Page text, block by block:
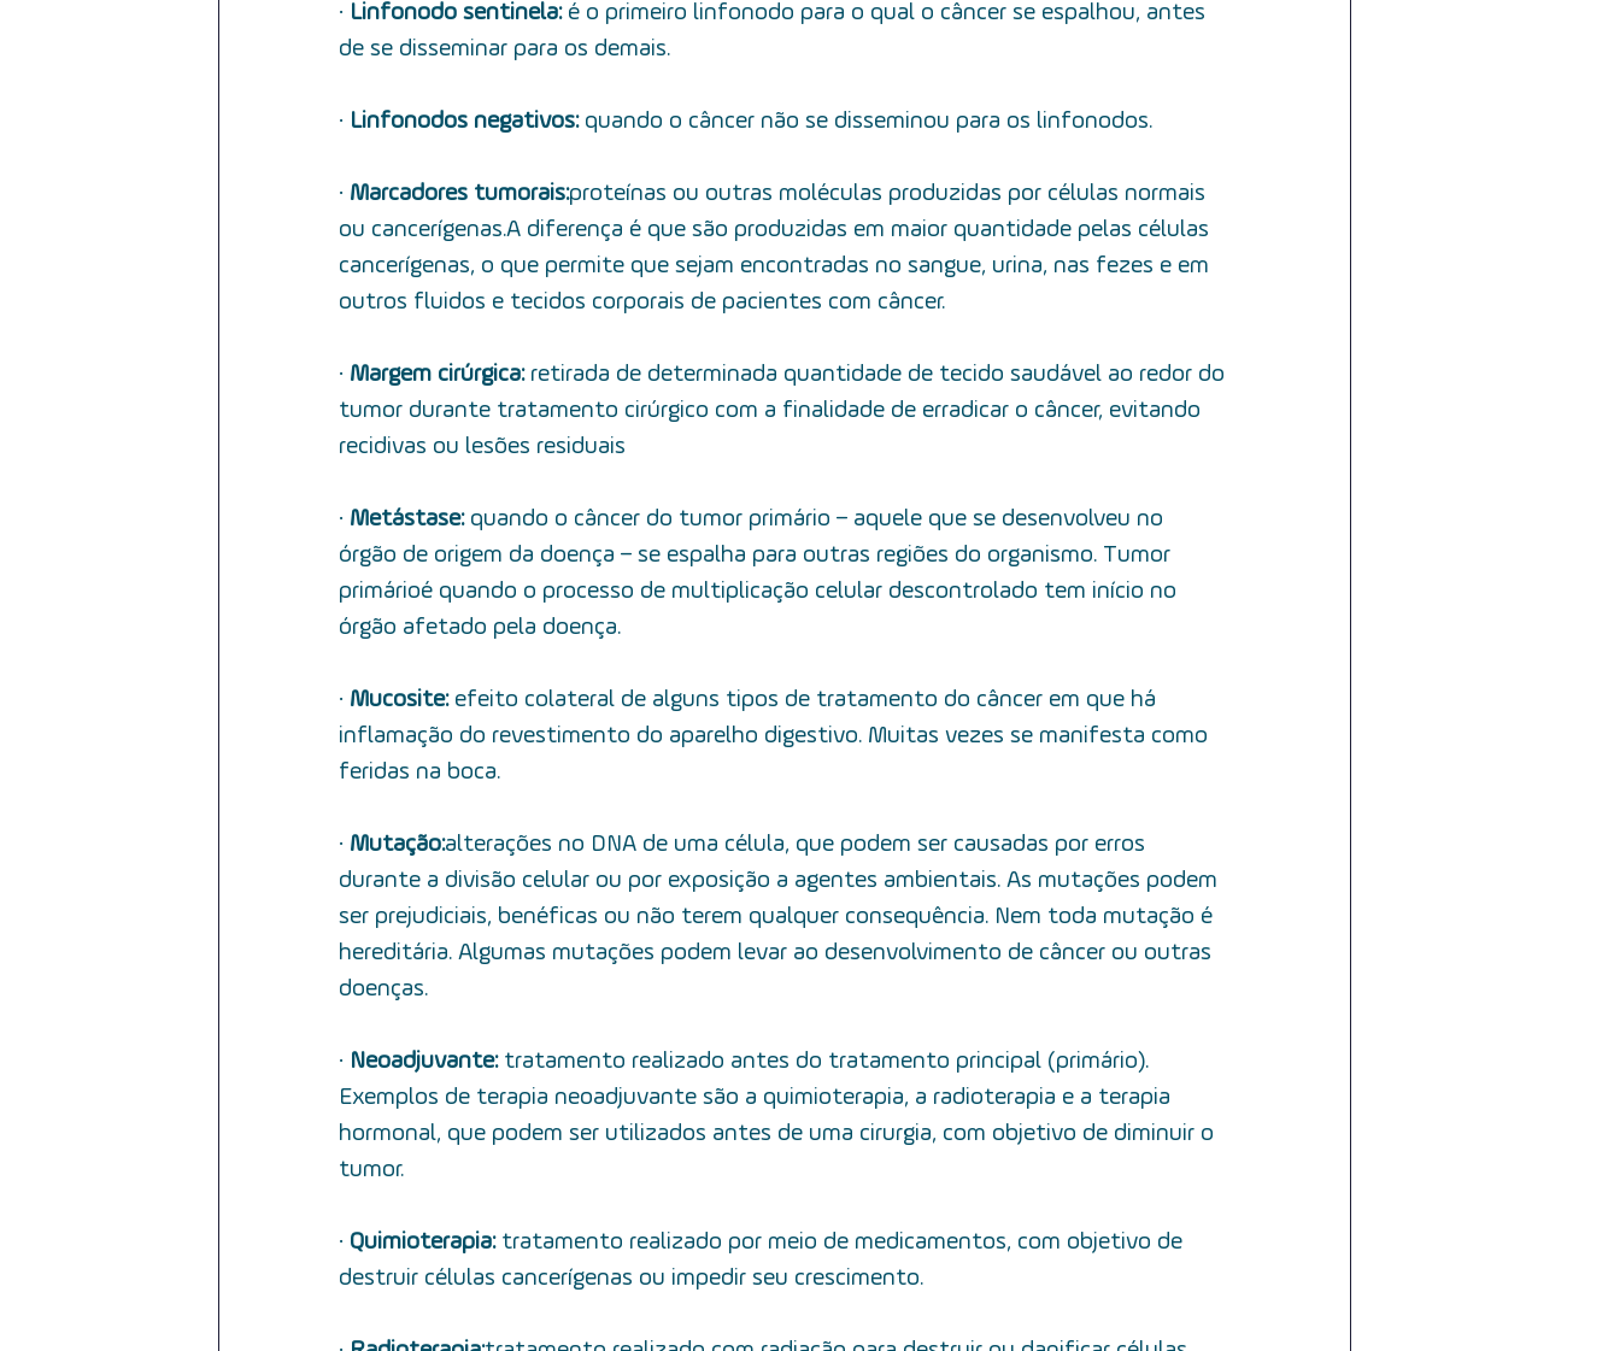
· Linfonodo sentinela: é o primeiro linfonodo para o qual o câncer se espalhou, antes
de se disseminar para os demais.
· Linfonodos negativos: quando o câncer não se disseminou para os linfonodos.
· Marcadores tumorais: proteínas ou outras moléculas produzidas por células normais
ou cancerígenas.  A diferença é que são produzidas em maior quantidade pelas células
cancerígenas, o que permite que sejam encontradas no sangue, urina, nas fezes e em
outros fluidos e tecidos corporais de pacientes com câncer.
· Margem cirúrgica: retirada de determinada quantidade de tecido saudável ao redor do
tumor durante tratamento cirúrgico com a finalidade de erradicar o câncer, evitando
recidivas ou lesões residuais
· Metástase: quando o câncer do tumor primário  – aquele que se desenvolveu no
órgão de origem da doença – se espalha para outras regiões do organismo. Tumor
primário é quando o processo de multiplicação celular descontrolado tem início no
órgão afetado pela doença.
· Mucosite: efeito colateral de alguns tipos de tratamento do câncer em que há
inflamação  do revestimento do aparelho digestivo. Muitas vezes se manifesta como
feridas na boca.
· Mutação: alterações no DNA de uma célula, que podem ser causadas ​​por erros
durante a divisão celular ou ​​por exposição a agentes ambientais. As mutações podem
ser prejudiciais, benéficas ou não terem qualquer consequência. Nem toda mutação é
hereditária. Algumas mutações podem levar ao desenvolvimento de câncer ou outras
doenças.
· Neoadjuvante: tratamento realizado antes do tratamento principal (primário).
Exemplos de terapia neoadjuvante são a quimioterapia, a radioterapia e a terapia
hormonal, que podem ser utilizados antes de uma cirurgia, com objetivo de diminuir o
tumor.
· Quimioterapia: tratamento realizado por meio de medicamentos, com objetivo de
destruir células cancerígenas ou impedir seu crescimento.